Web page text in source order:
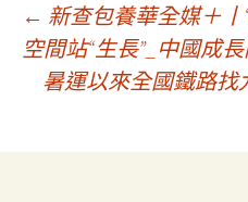
文
章
導
← 新查包養華全媒＋
空間站“生長”_中國成
暑運以來全國鐵路找